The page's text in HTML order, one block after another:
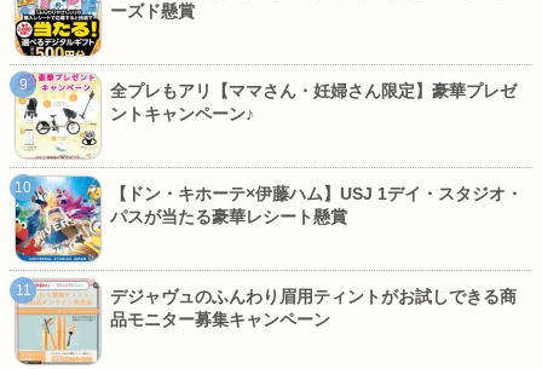
ーズド懸賞
全プレもアリ【ママさん・妊婦さん限定】豪華プレゼ
ントキャンペーン♪
【ドン・キホーテ×伊藤ハム】USJ 1デイ・スタジオ・
パスが当たる豪華レシート懸賞
デジャヴュのふんわり眉用ティントがお試しできる商
品モニター募集キャンペーン